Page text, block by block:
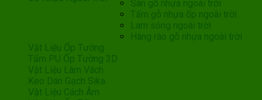
Sàn gỗ nhựa ngoài trời
Tấm gỗ nhựa ốp ngoài trời
Lam sóng ngoài trời
Hàng rào gỗ nhựa ngoài trời
Vật Liệu Ốp Tường
Tấm PU Ốp Tường 3D
Vật Liệu Làm Vách
Keo Dán Gạch Sika
Vật Liệu Cách Âm